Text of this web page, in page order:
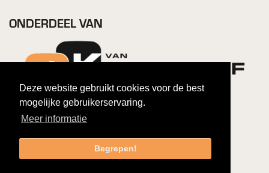
Deze website gebruikt cookies voor de best
mogelijke gebruikerservaring.
Meer informatie
Begrepen!
ONDERDEEL VAN
Copyright 2026 Van Kortenhof Fietsen